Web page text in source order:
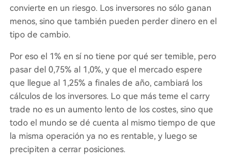
convierte en un riesgo. Los inversores no sólo ganan
menos, sino que también pueden perder dinero en el
tipo de cambio.
Por eso el 1% en sí no tiene por qué ser temible, pero
pasar del 0,75% al 1,0%, y que el mercado espere
que llegue al 1,25% a finales de año, cambiará los
cálculos de los inversores. Lo que más teme el carry
trade no es un aumento lento de los costes, sino que
todo el mundo se dé cuenta al mismo tiempo de que
la misma operación ya no es rentable, y luego se
precipiten a cerrar posiciones.